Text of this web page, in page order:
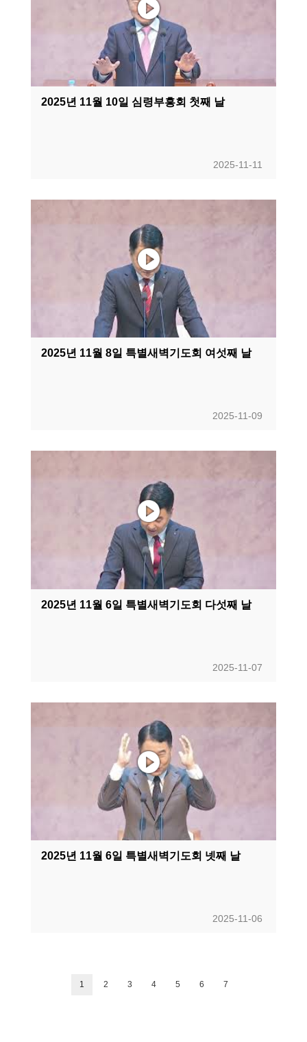
2025년 11월 10일 심령부흥회 첫째 날
2025-11-11
2025년 11월 8일 특별새벽기도회 여섯째 날
2025-11-09
2025년 11월 6일 특별새벽기도회 다섯째 날
2025-11-07
2025년 11월 6일 특별새벽기도회 넷째 날
2025-11-06
1 2 3 4 5 6 7